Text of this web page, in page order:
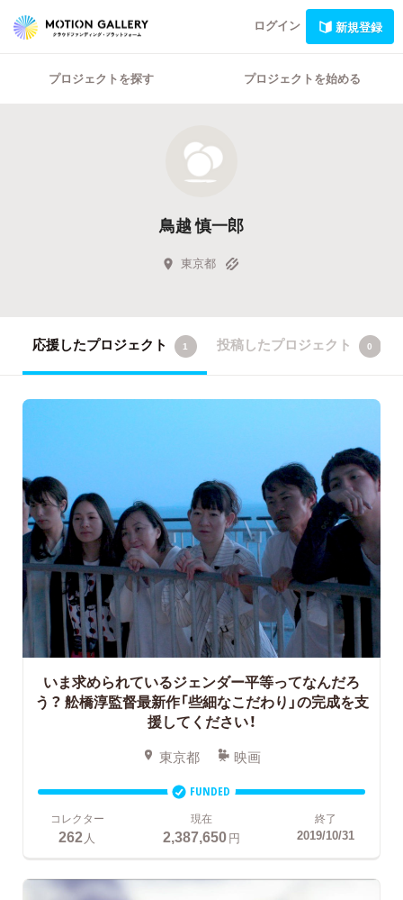
ログイン 新規登録
プロジェクトを探す プロジェクトを始める
鳥越 慎一郎
東京都
応援したプロジェクト 1 投稿したプロジェクト 0
いま求められているジェンダー平等ってなんだろ
う？ 舩橋淳監督最新作「些細なこだわり」の完成を支
援してください！
東京都 映画
FUNDED
コレクター
262 人
現在
2,387,650円
終了
2019/10/31